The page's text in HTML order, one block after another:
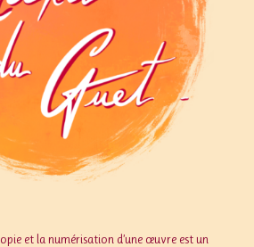
et la numérisation d’une œuvre est un